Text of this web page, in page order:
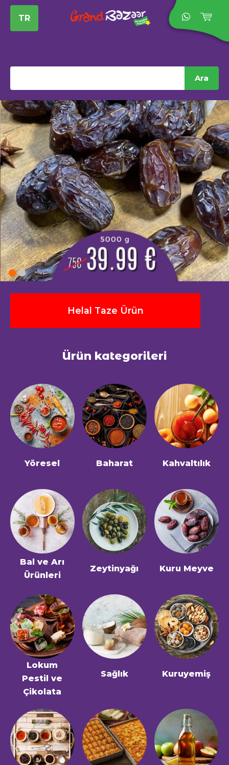
TR
Ara
Helal Taze Ürün
Ürün kategorileri
Yöresel Baharat Kahvaltılık
Bal ve Arı
Ürünleri
Zeytinyağı Kuru Meyve
Lokum
Pestil ve
Çikolata
Sağlık Kuruyemiş